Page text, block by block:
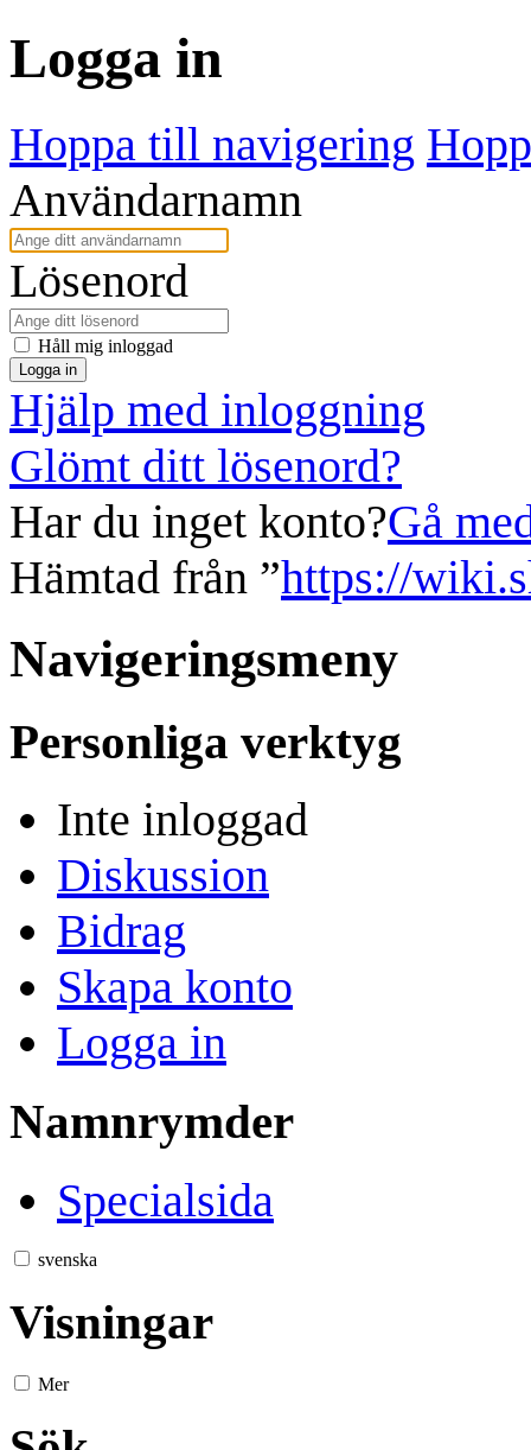
Logga in
Hoppa till navigering
Användarnamn
Lösenord
Håll mig inloggad
Logga in
Hjälp med inloggning
Glömt ditt lösenord?
Har du inget konto?Gå
Hämtad från ”https://
Navigeringsmeny
Personliga verktyg
Inte inloggad
Diskussion
Bidrag
Skapa konto
Logga in
Namnrymder
Specialsida
svenska
Visningar
Mer